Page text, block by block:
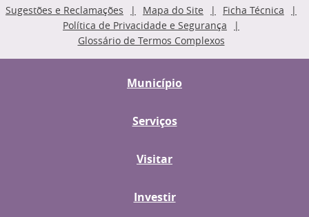
Sugestões e Reclamações Mapa do Site
Ficha Técnica
Política de Privacidade e Segurança
Glossário de Termos Complexos
Município
Serviços
Visitar
Investir